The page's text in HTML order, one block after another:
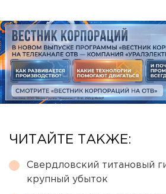
ЧИТАЙТЕ ТАКЖЕ:
Свердловский титановый
крупный убыток